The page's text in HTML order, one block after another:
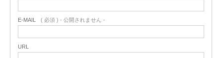
E-MAIL ( 必須 ) - 公開されません -
URL